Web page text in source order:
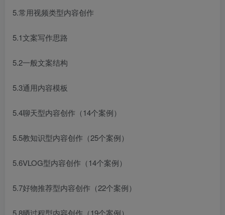
5.常用视频类型内容创作
5.1文案写作思路
5.2一般文案结构
5.3通用内容模板
5.4聊天型内容创作（14个案例）
5.5教知识型内容创作（25个案例）
5.6VLOG型内容创作（14个案例）
5.7好物推荐型内容创作（22个案例）
5.8晒过程型内容创作（19个案例）